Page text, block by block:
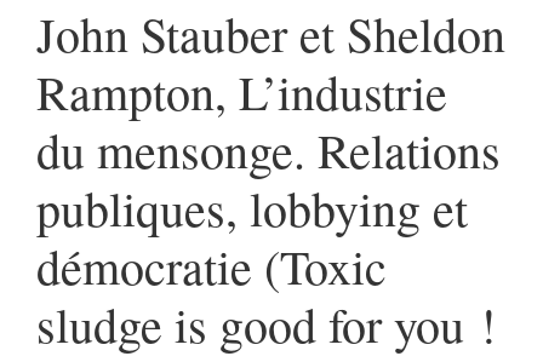
John Stauber et Sheldon
Rampton, L’industrie
du mensonge. Relations
publiques, lobbying et
démocratie (Toxic
sludge is good for you !